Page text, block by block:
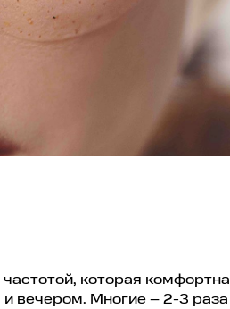
которая
вечером. Многие – 2-3